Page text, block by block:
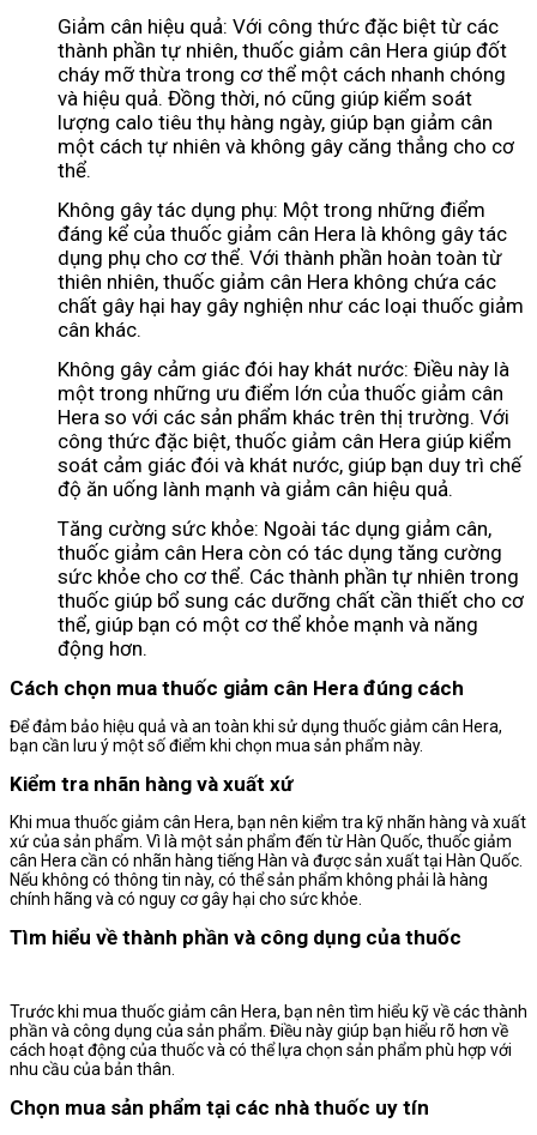
Giảm cân hiệu quả: Với công thức đặc biệt từ các
thành phần tự nhiên, thuốc giảm cân Hera giúp đốt
cháy mỡ thừa trong cơ thể một cách nhanh chóng
và hiệu quả. Đồng thời, nó cũng giúp kiểm soát
lượng calo tiêu thụ hàng ngày, giúp bạn giảm cân
một cách tự nhiên và không gây căng thẳng cho cơ
thể.
Không gây tác dụng phụ: Một trong những điểm
đáng kể của thuốc giảm cân Hera là không gây tác
dụng phụ cho cơ thể. Với thành phần hoàn toàn từ
thiên nhiên, thuốc giảm cân Hera không chứa các
chất gây hại hay gây nghiện như các loại thuốc giảm
cân khác.
Không gây cảm giác đói hay khát nước: Điều này là
một trong những ưu điểm lớn của thuốc giảm cân
Hera so với các sản phẩm khác trên thị trường. Với
công thức đặc biệt, thuốc giảm cân Hera giúp kiểm
soát cảm giác đói và khát nước, giúp bạn duy trì chế
độ ăn uống lành mạnh và giảm cân hiệu quả.
Tăng cường sức khỏe: Ngoài tác dụng giảm cân,
thuốc giảm cân Hera còn có tác dụng tăng cường
sức khỏe cho cơ thể. Các thành phần tự nhiên trong
thuốc giúp bổ sung các dưỡng chất cần thiết cho cơ
thể, giúp bạn có một cơ thể khỏe mạnh và năng
động hơn.
Cách chọn mua thuốc giảm cân Hera đúng cách
Để đảm bảo hiệu quả và an toàn khi sử dụng thuốc giảm cân Hera,
bạn cần lưu ý một số điểm khi chọn mua sản phẩm này.
Kiểm tra nhãn hàng và xuất xứ
Khi mua thuốc giảm cân Hera, bạn nên kiểm tra kỹ nhãn hàng và xuất
xứ của sản phẩm. Vì là một sản phẩm đến từ Hàn Quốc, thuốc giảm
cân Hera cần có nhãn hàng tiếng Hàn và được sản xuất tại Hàn Quốc.
Nếu không có thông tin này, có thể sản phẩm không phải là hàng
chính hãng và có nguy cơ gây hại cho sức khỏe.
Tìm hiểu về thành phần và công dụng của thuốc
Trước khi mua thuốc giảm cân Hera, bạn nên tìm hiểu kỹ về các thành
phần và công dụng của sản phẩm. Điều này giúp bạn hiểu rõ hơn về
cách hoạt động của thuốc và có thể lựa chọn sản phẩm phù hợp với
nhu cầu của bản thân.
Chọn mua sản phẩm tại các nhà thuốc uy tín